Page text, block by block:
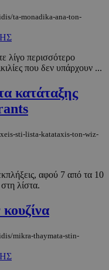
ta-monadika-ana-ton-
λίγο περισσότερο
που δεν υπάρχουν ...
κατάταξης
sti-lista-katataxis-ton-wiz-
αφού 7 από τα 10
λίστα.
mikra-thaymata-stin-
www.must.com.cy